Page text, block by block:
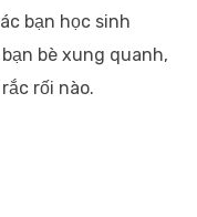
bạn học sinh
bè xung quanh,
rối nào.